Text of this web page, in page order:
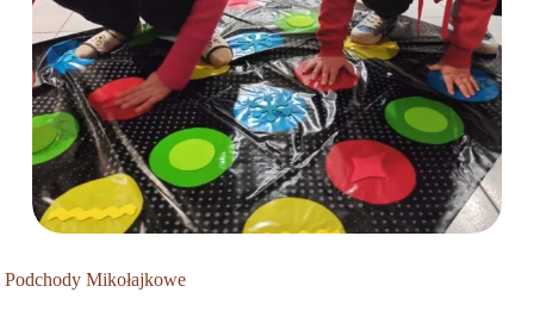
Podchody Mikołajkowe